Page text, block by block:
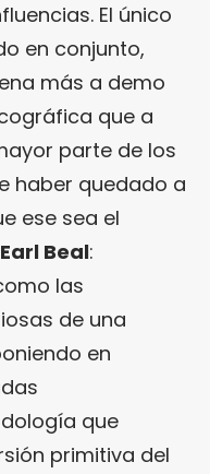
El único
en conjunto,
más a demo
que a
parte de los
haber quedado a
ese sea el
Beal:
las
de una
en
que
primitiva del